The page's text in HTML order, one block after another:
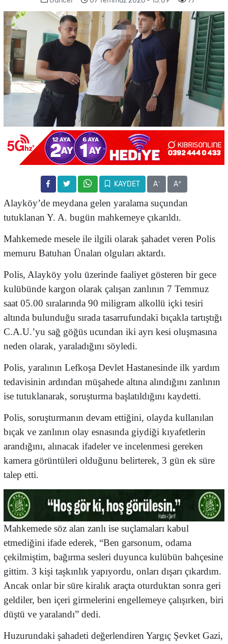
KAYDET A- A+
Alayköy’de meydana gelen yaralama suçundan
tutuklanan Y. A. bugün mahkemeye çıkarıldı.
Mahkemede mesele ile ilgili olarak şahadet veren Polis
memuru Batuhan Ünalan olguları aktardı.
Polis, Alayköy yolu üzerinde faaliyet gösteren bir gece
kulübünde kargon olarak çalışan zanlının 7 Temmuz
saat 05.00 sıralarında 90 miligram alkollü içki tesiri
altında bulunduğu sırada tasarrufundaki bıçakla tartıştığı
C.A.U.’yu sağ göğüs ucundan iki ayrı kesi oluşmasına
neden olarak, yaraladığını söyledi.
Polis, yaralının Lefkoşa Devlet Hastanesinde ilk yardım
tedavisinin ardından müşahede altına alındığını zanlının
ise tutuklanarak, soruşturma başlatıldığını kaydetti.
Polis, soruşturmanın devam ettiğini, olayda kullanılan
bıçak ve zanlının olay esnasında giydiği kıyafetlerin
arandığını, alınacak ifadeler ve incelenmesi gereken
kamera görüntüleri olduğunu belirterek, 3 gün ek süre
talep etti.
Mahkemede söz alan zanlı ise suçlamaları kabul
etmediğini ifade ederek, “Ben garsonum, odama
çekilmiştim, bağırma sesleri duyunca kulübün bahçesine
gittim. 3 kişi taşkınlık yapıyordu, onları dışarı çıkardım.
Ancak onlar bir süre kiralık araçta oturduktan sonra geri
geldiler, ben içeri girmelerini engellemeye çalışırken, biri
düştü ve yaralandı” dedi.
Huzurundaki şahadeti değerlendiren Yargıç Şevket Gazi,